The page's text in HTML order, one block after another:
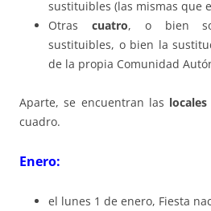
sustituibles (las mismas que
Otras cuatro, o bien
sustituibles, o bien la
de la propia Comunidad
Aparte, se encuentran las locales
cuadro.
Enero:
el lunes 1 de enero, Fiesta